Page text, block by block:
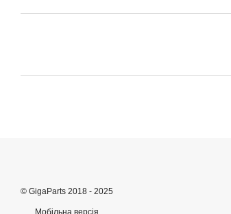
© GigaParts 2018 - 2025
Мобільна версія